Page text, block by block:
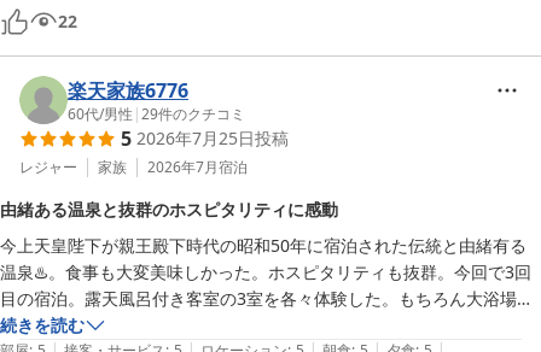
22
楽天家族6776
60代/男性 |29件のクチコミ
5 2026年7月25日投稿
レジャー 家族 2026年7月宿泊
由緒ある温泉と抜群のホスピタリティに感動
今上天皇陛下が親王殿下時代の昭和50年に宿泊された伝統と由緒有る
温泉♨️。食事も大変美味しかった。ホスピタリティも抜群。今回で3回
目の宿泊。露天風呂付き客室の3室を各々体験した。もちろん大浴場、
大露天風呂も完備。武田信玄公の武将の山県昌景ゆかりの歴史も奥深
続きを読む